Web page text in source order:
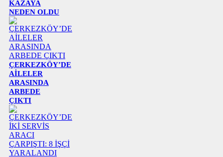
KAZAYA
NEDEN OLDU
ÇERKEZKÖY’DE
AİLELER
ARASINDA
ARBEDE
ÇIKTI